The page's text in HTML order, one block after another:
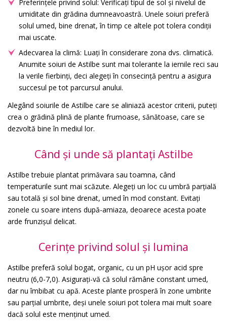
Preferințele privind solul: Verificați tipul de sol și nivelul de
umiditate din grădina dumneavoastră. Unele soiuri preferă
solul umed, bine drenat, în timp ce altele pot tolera condiții
mai uscate.
Adecvarea la climă: Luați în considerare zona dvs. climatică.
Anumite soiuri de Astilbe sunt mai tolerante la iernile reci sau
la verile fierbinți, deci alegeți în consecință pentru a asigura
succesul pe tot parcursul anului.
Alegând soiurile de Astilbe care se aliniază acestor criterii, puteți
crea o grădină plină de plante frumoase, sănătoase, care se
dezvoltă bine în mediul lor.
Când și unde să plantați Astilbe
Astilbe trebuie plantat primăvara sau toamna, când
temperaturile sunt mai scăzute. Alegeți un loc cu umbră parțială
sau totală și sol bine drenat, umed în mod constant. Evitați
zonele cu soare intens după-amiaza, deoarece acesta poate
arde frunzișul delicat.
Cerințe privind solul și lumina
Astilbe preferă solul bogat, organic, cu un pH ușor acid spre
neutru (6,0-7,0). Asigurați-vă că solul rămâne constant umed,
dar nu îmbibat cu apă. Aceste plante prosperă în zone umbrite
sau parțial umbrite, deși unele soiuri pot tolera mai mult soare
dacă solul este menținut umed.